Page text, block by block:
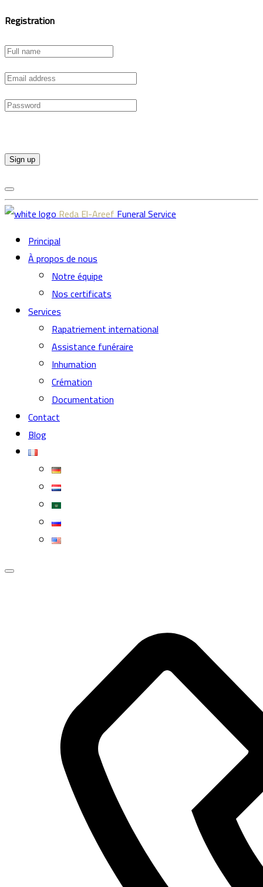
Registration
Sign up
Reda El-AreefFuneral Service
Principal
À propos de nous
Notre équipe
Nos certificats
Services
Rapatriement international
Assistance funéraire
Inhumation
Crémation
Documentation
Contact
Blog